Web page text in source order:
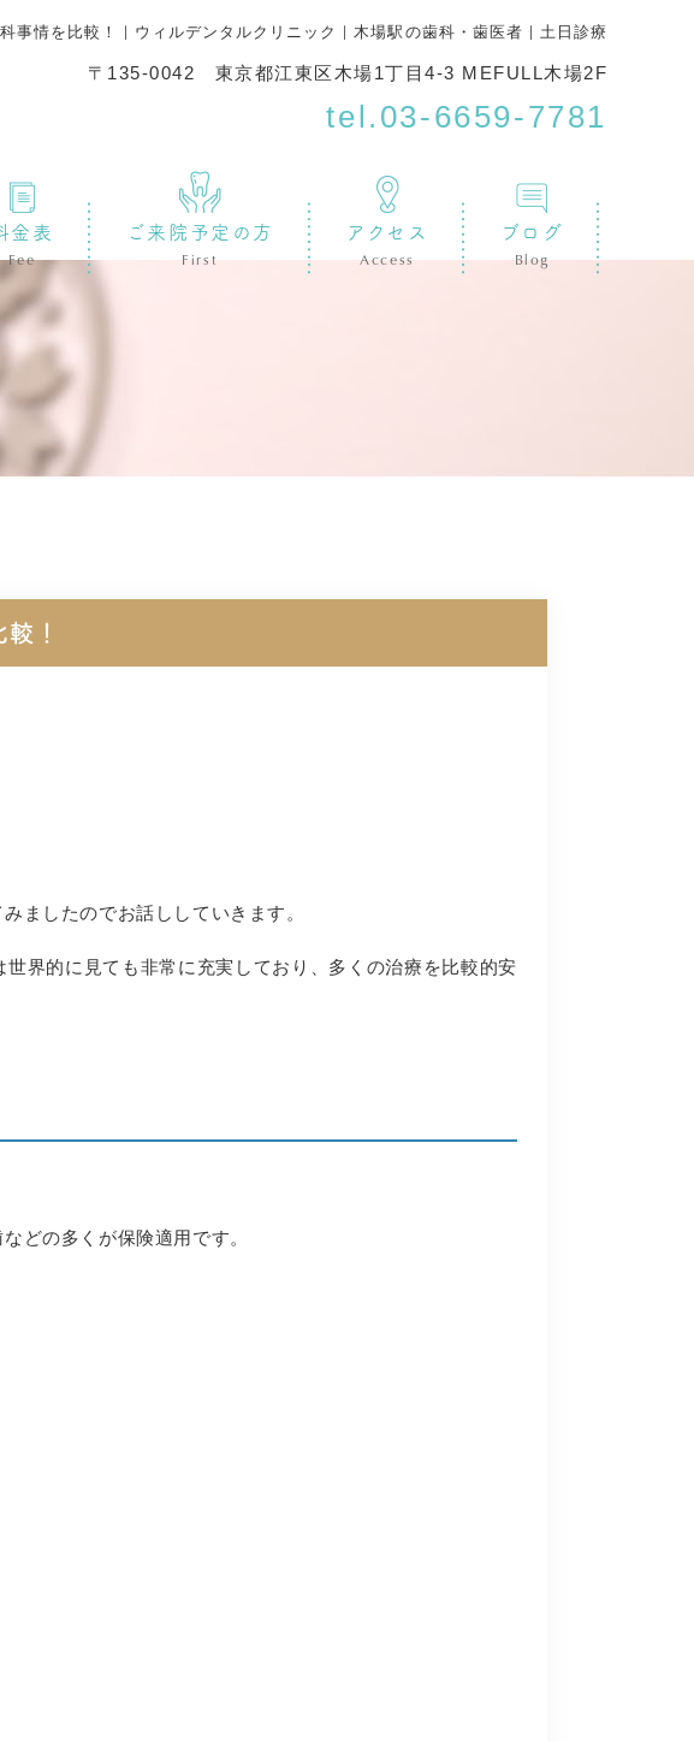
事情を比較！｜ウィルデンタルクリニック｜木場駅の歯科・歯医者｜土日診療
〒135-0042 東京都江東区木場1丁目4-3 MEFULL木場2F
tel. 03-6659-7781
金表
Fee
ご来院予定の方
First
アクセス
Access
ブログ
Blog
！
ましたのでお話ししていきます。
界的に見ても非常に充実しており、多くの治療を比較的安
どの多くが保険適用です。